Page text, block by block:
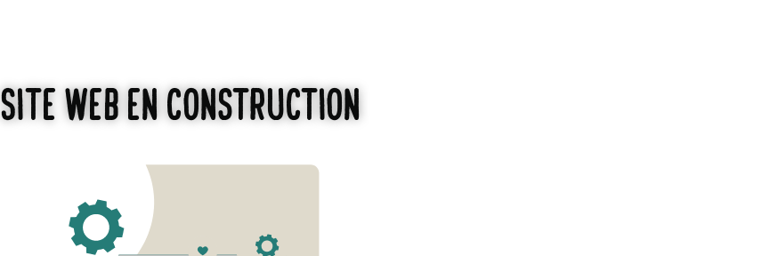
Site web en construction